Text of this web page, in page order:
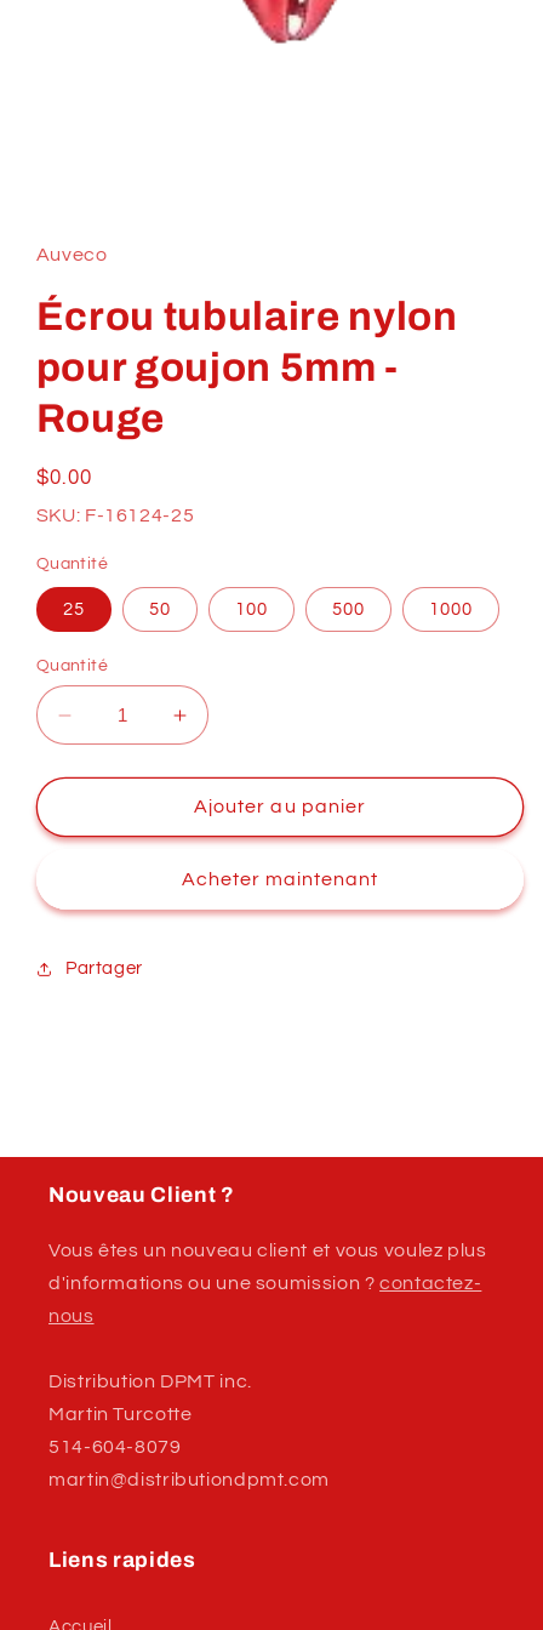
1
dans
fenêtre
modale
Auveco
Écrou tubulaire nylon
pour goujon 5mm -
Rouge
Prix
habituel
$0.00
SKU: F-16124-25
Quantité
25 50 100 500 1000
Quantité
Réduire
la
quantité
Écrou
pour
5mm
Augmenter
la
quantité
de
Écrou
nylon
pour
Ajouter au panier
Acheter maintenant
Partager
Nouveau Client ?
Vous êtes un nouveau client et vous voulez plus
d'informations ou une soumission ?contactez-
nous
Distribution DPMT inc.
Martin Turcotte
514-604-8079
martin@distributiondpmt.com
Liens rapides